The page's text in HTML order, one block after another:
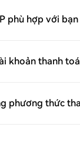
phù hợp với bạn
khoản thanh
phương thức